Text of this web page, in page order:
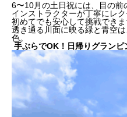
6〜10月の土日祝には、目の前
インストラクターが丁寧にレク
初めてでも安心して挑戦できま
透き通る川面に映る緑と青空
色。
手ぶらでOK！日帰りグラン